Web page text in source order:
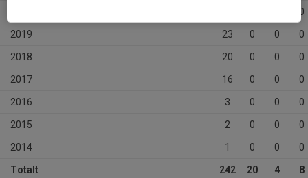
0
2019 23 0 0 0
2018 20 0 0 0
2017 16 0 0 0
2016 3 0 0 0
2015 2 0 0 0
2014 1 0 0 0
Totalt 242 20 4 8